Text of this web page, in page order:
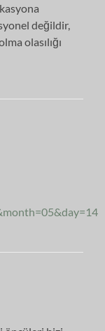
değildir,
olasılığı